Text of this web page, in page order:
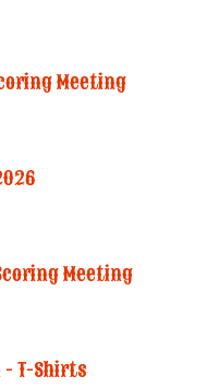
Meeting
Meeting
- T-Shirts